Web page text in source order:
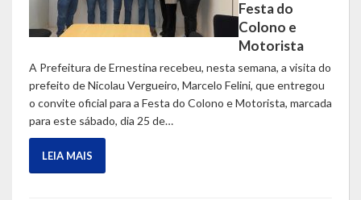
Conselhos Municipais
Editais
Planos
Concursos
Festa do
Colono e
Motorista
A Prefeitura de Ernestina recebeu, nesta semana, a visita do
prefeito de Nicolau Vergueiro, Marcelo Felini, que entregou
o convite oficial para a Festa do Colono e Motorista, marcada
para este sábado, dia 25 de…
LEIA MAIS